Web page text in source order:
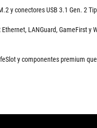
y conectores USB 3.1 Gen. 2
LANGuard, GameFirst y
y componentes premium